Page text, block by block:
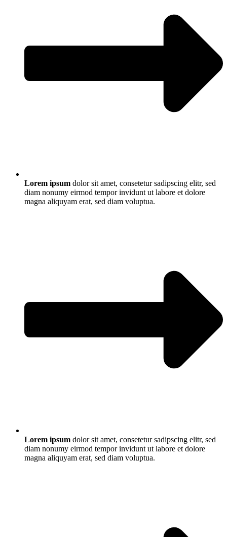
Lorem ipsum dolor sit amet, consetetur sadipscing elitr, sed
diam nonumy eirmod tempor invidunt ut labore et dolore
magna aliquyam erat, sed diam voluptua.
Lorem ipsum dolor sit amet, consetetur sadipscing elitr, sed
diam nonumy eirmod tempor invidunt ut labore et dolore
magna aliquyam erat, sed diam voluptua.